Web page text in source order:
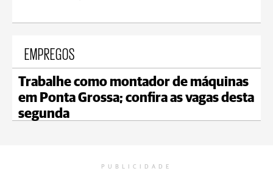
EMPREGOS
Trabalhe como montador de máquinas
em Ponta Grossa; confira as vagas desta
segunda
PUBLICIDADE